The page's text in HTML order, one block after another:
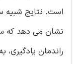
نشان می دهد که
راندمان